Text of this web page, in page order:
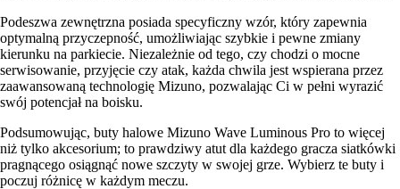
Podeszwa zewnętrzna posiada specyficzny wzór, który zapewnia
optymalną przyczepność, umożliwiając szybkie i pewne zmiany
kierunku na parkiecie. Niezależnie od tego, czy chodzi o mocne
serwisowanie, przyjęcie czy atak, każda chwila jest wspierana przez
zaawansowaną technologię Mizuno, pozwalając Ci w pełni wyrazić
swój potencjał na boisku.
Podsumowując, buty halowe Mizuno Wave Luminous Pro to więcej
niż tylko akcesorium; to prawdziwy atut dla każdego gracza siatkówki
pragnącego osiągnąć nowe szczyty w swojej grze. Wybierz te buty i
poczuj różnicę w każdym meczu.